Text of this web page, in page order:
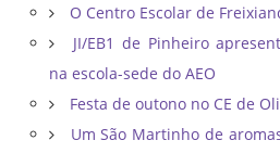
O Centro Escolar de
JI/EB1 de Pinheiro
na escola-sede do AEO
Festa de outono no CE de
Um São Martinho de